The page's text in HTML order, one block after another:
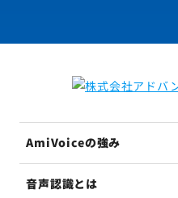
AmiVoiceの強み
音声認識とは